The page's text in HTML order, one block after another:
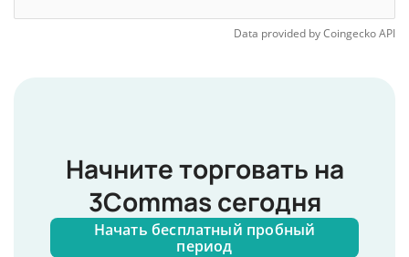
Data provided byCoingeckoAPI
Начните торговать на
3Commas сегодня
Начать бесплатный пробный
период